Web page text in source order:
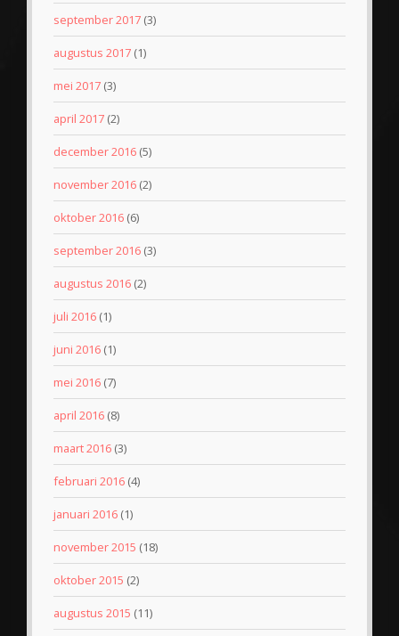
september 2017 (3)
augustus 2017 (1)
mei 2017 (3)
april 2017 (2)
december 2016 (5)
november 2016 (2)
oktober 2016 (6)
september 2016 (3)
augustus 2016 (2)
juli 2016 (1)
juni 2016 (1)
mei 2016 (7)
april 2016 (8)
maart 2016 (3)
februari 2016 (4)
januari 2016 (1)
november 2015 (18)
oktober 2015 (2)
augustus 2015 (11)